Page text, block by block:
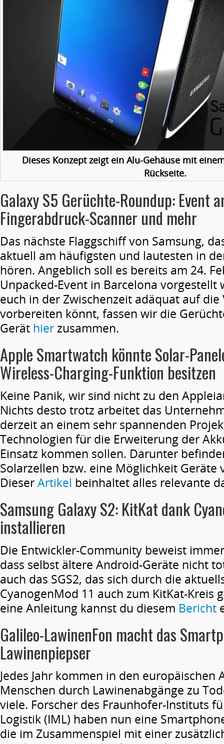
Dieses Konzept zeigt ein Alu-Gehäuse mit
Rückseite.
Galaxy S5 Gerüchte-Roundup: Event
Fingerabdruck-Scanner und mehr
Das nächste Flaggschiff von Samsung,
aktuell am häufigsten und lautesten in
hören. Angeblich soll es bereits am 24.
Unpacked-Event in Barcelona vorgestellt
euch in der Zwischenzeit adäquat auf
vorbereiten könnt, fassen wir die
Gerät hier zusammen.
Apple Smartwatch könnte Solar-
Wireless-Charging-Funktion besitzen
Keine Panik, wir sind nicht zu den
Nichts desto trotz arbeitet das
derzeit an einem sehr spannenden
Technologien für die Erweiterung der
Einsatz kommen sollen. Darunter
Solarzellen bzw. eine Möglichkeit Geräte
DieserArtikel beinhaltet alles relevante
Samsung Galaxy S2: KitKat dank
installieren
Die Entwickler-Community beweist
dass selbst ältere Android-Geräte nicht
auch das SGS2, das sich durch die
CyanogenMod 11 auch zum KitKat-Kreis
eine Anleitung kannst du diesem Bericht
Galileo-LawinenFon macht das
Lawinenpiepser
Jedes Jahr kommen in den europäischen
Menschen durch Lawinenabgänge zu
viele. Forscher des Fraunhofer-Instituts
Logistik (IML) haben nun eine
die im Zusammenspiel mit einer